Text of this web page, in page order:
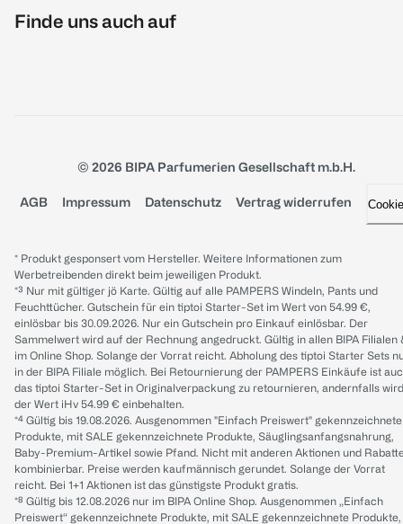
Finde uns auch auf
© 2026 BIPA Parfumerien Gesellschaft m.b.H.
AGB Impressum Datenschutz Vertrag widerrufen
* Produkt gesponsert vom Hersteller. Weitere Informationen zum
Werbetreibenden direkt beim jeweiligen Produkt.
*³ Nur mit gültiger jö Karte. Gültig auf alle PAMPERS Windeln, Pants und
Feuchttücher. Gutschein für ein tiptoi Starter-Set im Wert von 54.99 €,
einlösbar bis 30.09.2026. Nur ein Gutschein pro Einkauf einlösbar. Der
Sammelwert wird auf der Rechnung angedruckt. Gültig in allen BIPA Filialen
im Online Shop. Solange der Vorrat reicht. Abholung des tiptoi Starter Sets
in der BIPA Filiale möglich. Bei Retournierung der PAMPERS Einkäufe ist
das tiptoi Starter-Set in Originalverpackung zu retournieren, andernfalls wird
der Wert iHv 54.99 € einbehalten.
*⁴ Gültig bis 19.08.2026. Ausgenommen "Einfach Preiswert" gekennzeichnete
Produkte, mit SALE gekennzeichnete Produkte, Säuglingsanfangsnahrung,
Baby-Premium-Artikel sowie Pfand. Nicht mit anderen Aktionen und
kombinierbar. Preise werden kaufmännisch gerundet. Solange der Vorrat
reicht. Bei 1+1 Aktionen ist das günstigste Produkt gratis.
*⁸ Gültig bis 12.08.2026 nur im BIPA Online Shop. Ausgenommen „Einfach
Preiswert“ gekennzeichnete Produkte, mit SALE gekennzeichnete Produkte,